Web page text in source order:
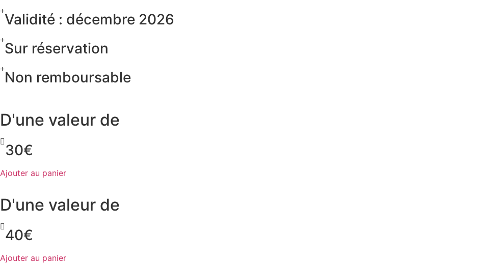
Validité : décembre 2026
Sur réservation
Non remboursable
D'une valeur de
30€
Ajouter au panier
D'une valeur de
40€
Ajouter au panier